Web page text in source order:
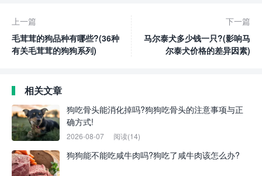
上一篇
毛茸茸的狗品种有哪些?(36种
有关毛茸茸的狗狗系列)
下一篇
马尔泰犬多少钱一只?(影响马
尔泰犬价格的差异因素)
相关文章
狗吃骨头能消化掉吗?狗狗吃骨头的注意事项与正
确方式!
2026-08-07 阅读(14)
狗狗能不能吃咸牛肉吗?狗吃了咸牛肉该怎么办?